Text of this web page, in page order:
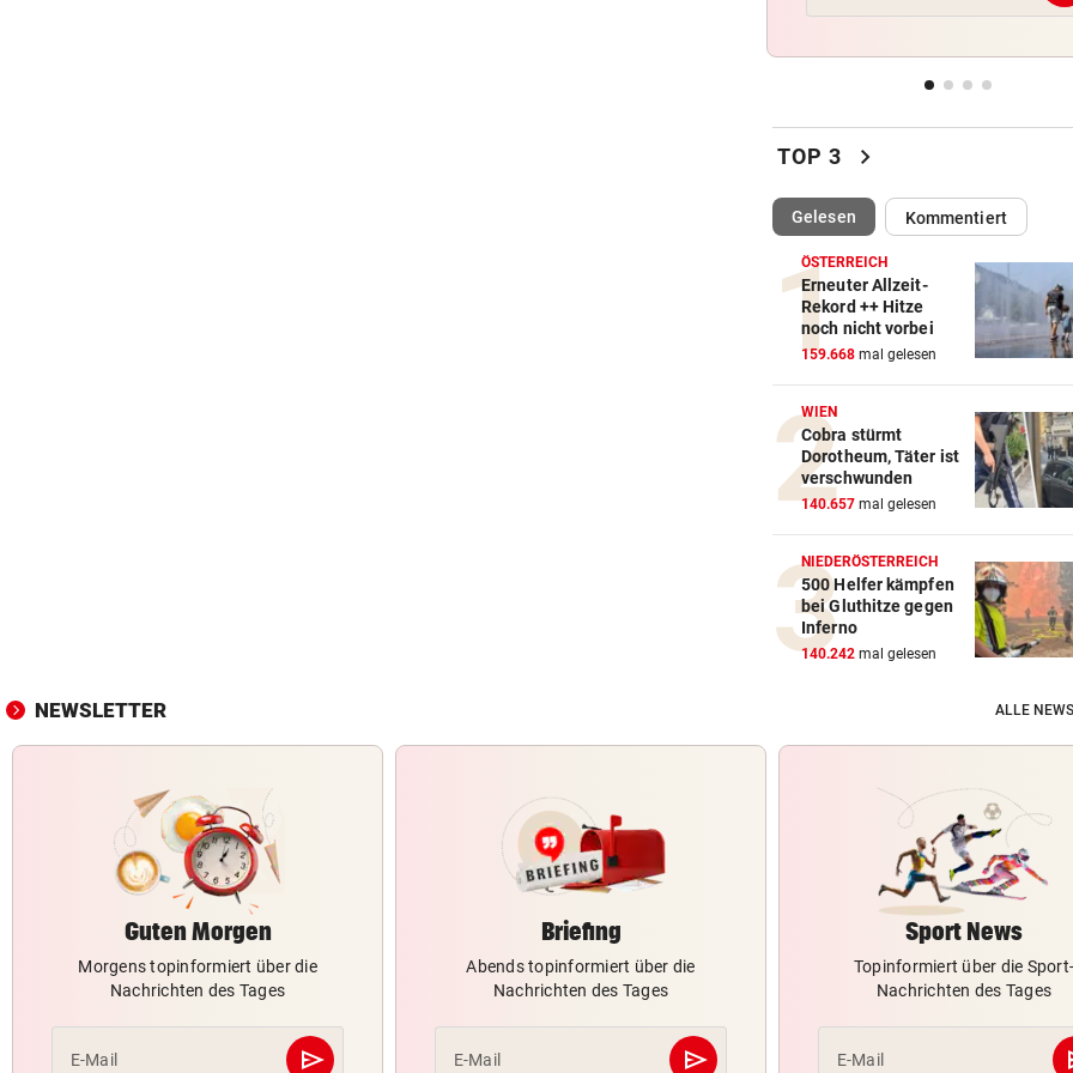
Regiestar: „Jeder will von
Lokalmatadorin und Tirol-
Youngster mit Sensation
IN PARIS VERHAFTET
Steirer (68) hatte zehn
Kokain im Koffer
EU-MANDATAR ZU CEUTA: vor
„Etwas wie 2015 wird
TOP 3 chevron_right
Gelesen(ausgewählt)Kommentiert
ÖSTERREICH
Erneuter Allzeit-
Rekord ++ Hitze
noch nicht vorbei
159.668 mal gelesen
WIEN
Cobra stürmt
Dorotheum, Täter ist
verschwunden
140.657 mal gelesen
NIEDERÖSTERREICH
500 Helfer kämpfen
bei Gluthitze gegen
Inferno
140.242 mal gelesen
NEWSLETTER ALLE
Guten Morgen
Morgens topinformiert über die
Nachrichten des Tages
E-Mail send
Abschicken
Briefing
Abends topinformiert über die
Nachrichten des Tages
E-Mail send
Abschicken
Sport News
Topinformiert über die Sport-
Nachrichten des Tages
E-Mail